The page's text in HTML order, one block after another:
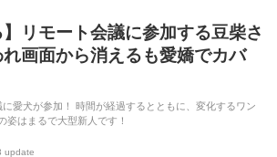
】リモート会議に参加する豆柴さ
画面から消えるも愛嬌でカバ
愛犬が参加！ 時間が経過するとともに、変化するワン
姿はまるで大型新人です！
update